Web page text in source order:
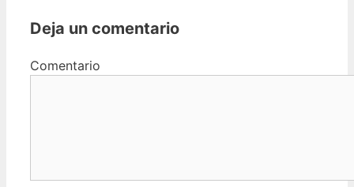
Deja un comentario
Comentario